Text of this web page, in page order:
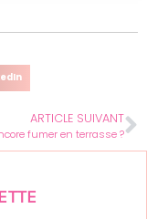
ARTICLE SUIVANT
fumer en terrasse ?